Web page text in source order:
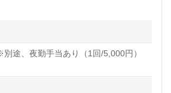
途、夜勤手当あり（1回/5,000円）